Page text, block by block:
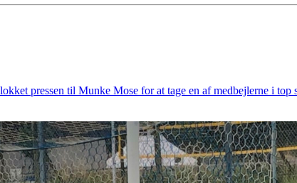
pressen til Munke Mose for at tage en af medbejlerne i top